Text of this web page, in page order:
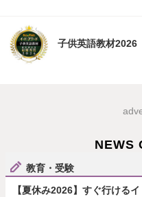
子供英語教材2026
NEWS
教育・受験
【夏休み2026】すぐ行けるイ